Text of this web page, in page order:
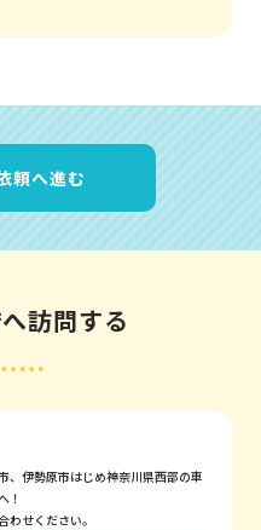
頼へ進む
訪問する
、伊勢原市はじめ神奈川県西部の車
！
わせください。